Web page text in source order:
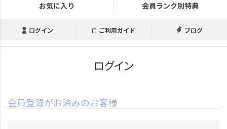
お気に入り 会員ランク別特典
ログイン ご利用ガイド ブログ
ログイン
会員登録がお済みのお客様